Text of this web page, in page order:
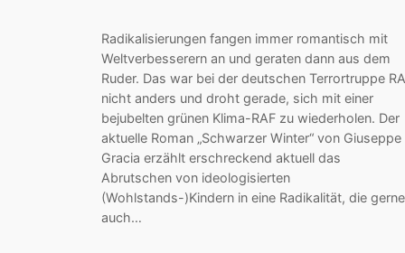
Radikalisierungen fangen immer romantisch mit
Weltverbesserern an und geraten dann aus dem
Ruder. Das war bei der deutschen Terrortruppe
nicht anders und droht gerade, sich mit einer
bejubelten grünen Klima-RAF zu wiederholen. Der
aktuelle Roman „Schwarzer Winter“ von Giuseppe
Gracia erzählt erschreckend aktuell das
Abrutschen von ideologisierten
(Wohlstands-)Kindern in eine Radikalität, die gerne
auch…